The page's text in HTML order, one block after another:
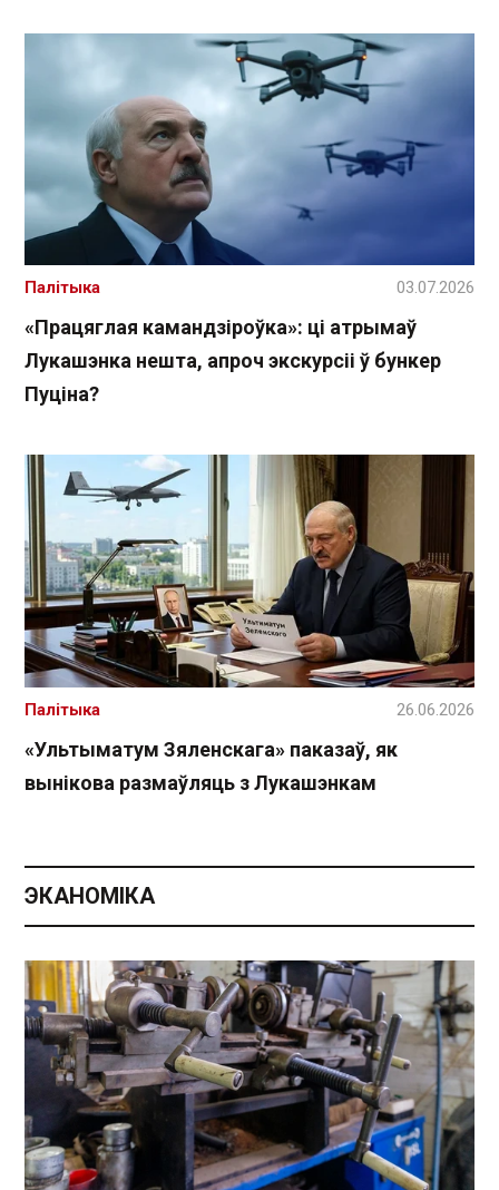
«Працяглая камандзіроўка»: ці атрымаў
Лукашэнка нешта, апроч экскурсіі ў бункер
Пуціна?
Палітыка 03.07.2026
«Ультыматум Зяленскага» паказаў, як
вынікова размаўляць з Лукашэнкам
Палітыка 26.06.2026
ЭКАНОМІКА